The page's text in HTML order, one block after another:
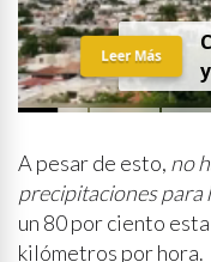
Leer Más
A pesar de esto, no
precipitaciones para
un 80 por ciento
kilómetros por hora.